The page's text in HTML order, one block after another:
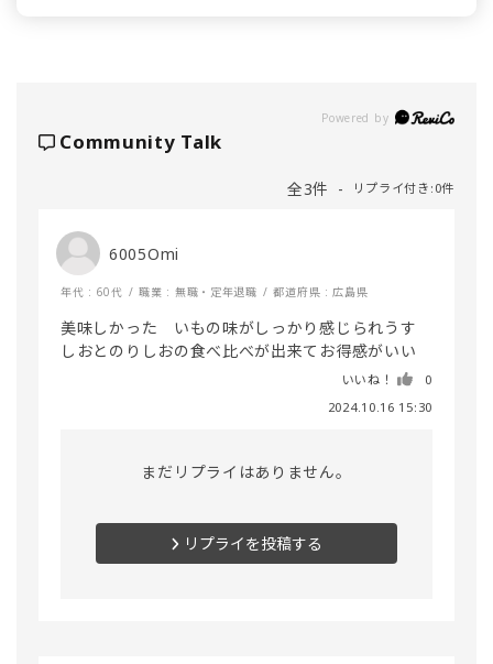
Powered by
Community Talk
全3件 リプライ付き:0件
6005Omi
年代 : 60代 職業 : 無職・定年退職 都道府県 : 広島県
美味しかった　いもの味がしっかり感じられうす
しおとのりしおの食べ比べが出来てお得感がいい
いいね！
0
2024.10.16 15:30
まだリプライはありません。
リプライを投稿する